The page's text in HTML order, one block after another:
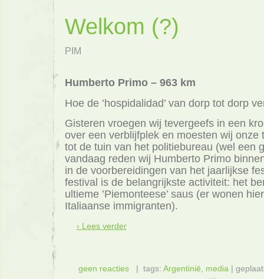
Welkom (?)
PIM
Humberto Primo – 963 km
Hoe de ’hospidalidad’ van dorp tot dorp
Gisteren vroegen wij tevergeefs in een
over een verblijfplek en moesten wij onze
tot de tuin van het politiebureau (wel een
vandaag reden wij Humberto Primo
in de voorbereidingen van het jaarlijkse
festival is de belangrijkste activiteit: het
ultieme ’Piemonteese’ saus (er wonen
Italiaanse immigranten).
› Lees verder
geen reacties | tags: Argentinië media |